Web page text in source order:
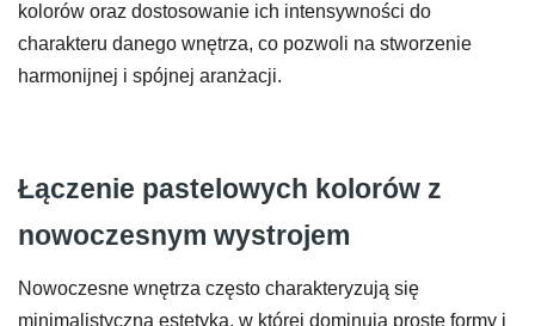
kolorów oraz dostosowanie ich intensywności do
charakteru danego wnętrza, co pozwoli na stworzenie
harmonijnej i spójnej aranżacji.
Łączenie pastelowych kolorów z
nowoczesnym wystrojem
Nowoczesne wnętrza często charakteryzują się
minimalistyczną estetyką, w której dominują proste formy i